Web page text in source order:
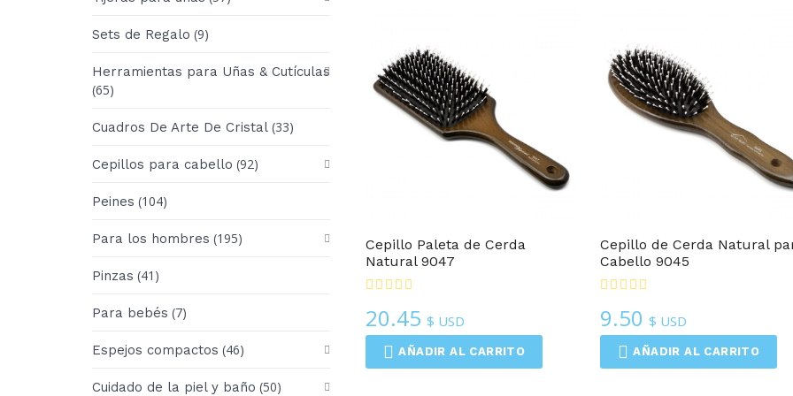
Sets de Regalo (9)
Herramientas para Uñas & Cutículas
(65)
Cuadros De Arte De Cristal (33)
Cepillos para cabello (92)
Peines (104)
Para los hombres (195)
Pinzas (41)
Para bebés (7)
Espejos compactos (46)
Cuidado de la piel y baño (50)
Cepillos De Pelo
Cepillo Paleta de Cerda
Natural 9047
20.45 $ USD
AÑADIR AL CARRITO
Cepillo de Cerda Natural
Cabello 9045
9.50$ USD
AÑADIR AL CARRITO